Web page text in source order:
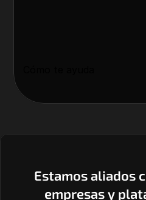
Estamos aliados
empresas y